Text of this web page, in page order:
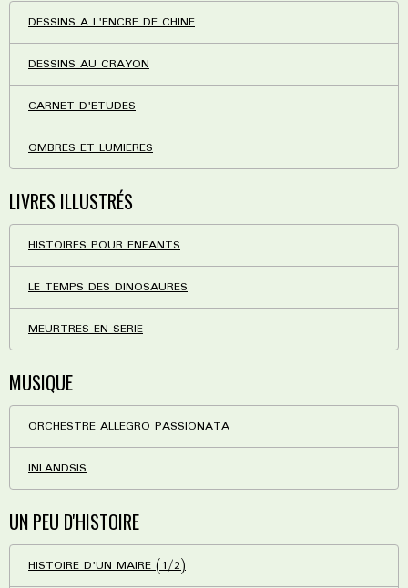
DESSINS A L'ENCRE DE CHINE
DESSINS AU CRAYON
CARNET D'ETUDES
OMBRES ET LUMIERES
LIVRES ILLUSTRÉS
HISTOIRES POUR ENFANTS
LE TEMPS DES DINOSAURES
MEURTRES EN SERIE
MUSIQUE
ORCHESTRE ALLEGRO PASSIONATA
INLANDSIS
UN PEU D'HISTOIRE
HISTOIRE D'UN MAIRE (1/2)